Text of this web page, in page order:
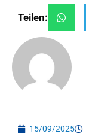
Teilen:
15/09/2025